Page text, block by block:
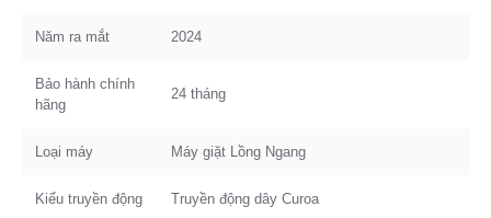
Năm ra mắt 2024
Bảo hành chính
hãng
24 tháng
Loại máy Máy giặt Lồng Ngang
Kiểu truyền động Truyền động dây Curoa